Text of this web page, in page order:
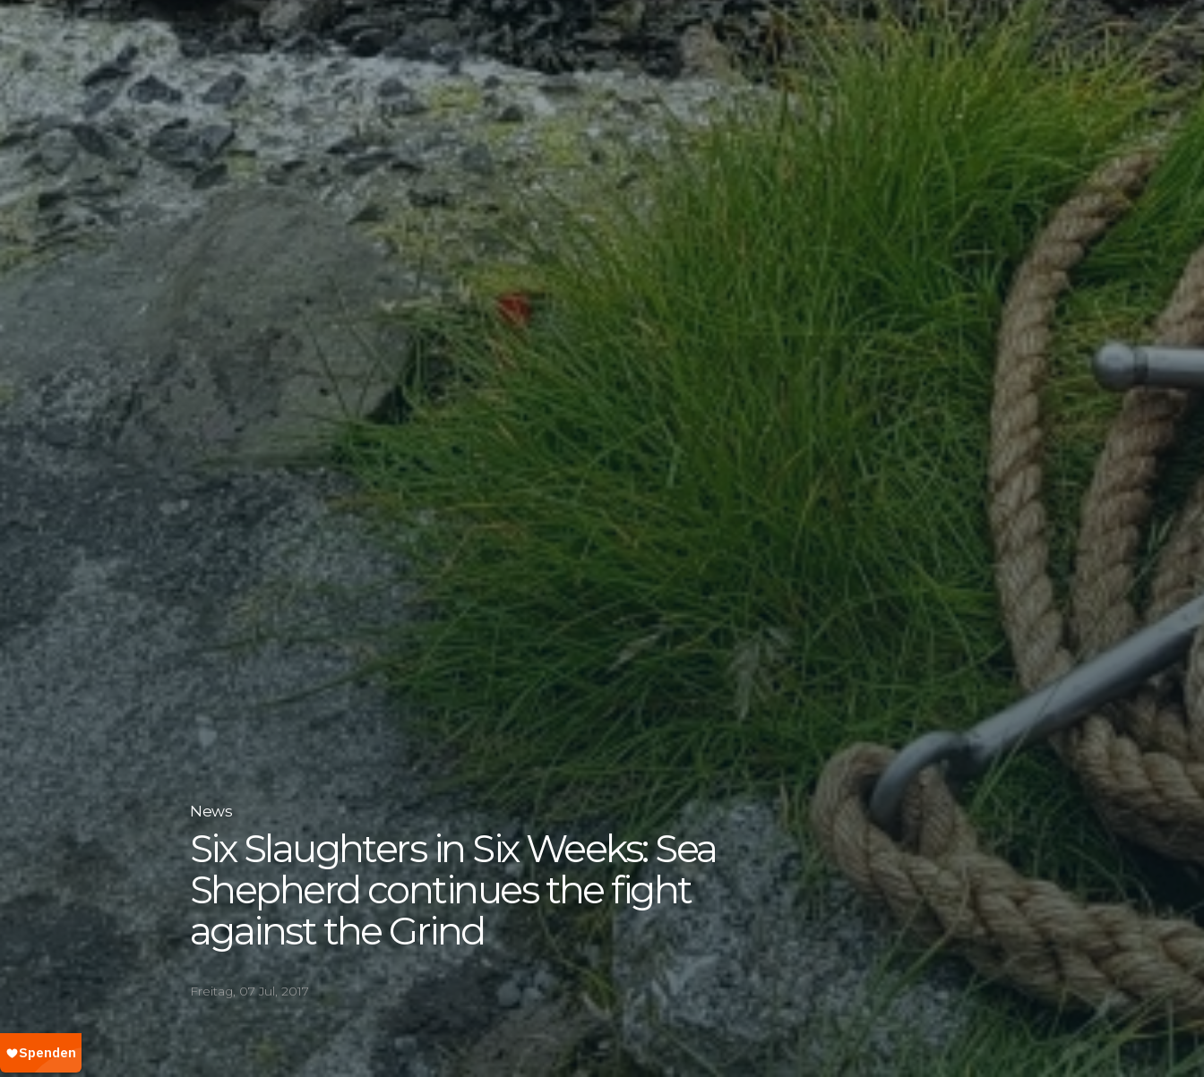
News
Six Slaughters in Six Weeks: Sea
Shepherd continues the fight
against the Grind
Freitag, 07 Jul, 2017